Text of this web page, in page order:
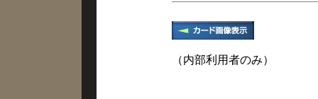
（内部利用者のみ）